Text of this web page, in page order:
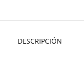
DESCRIPCIÓN